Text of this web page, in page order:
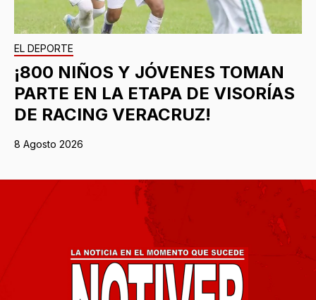
EL DEPORTE
¡800 NIÑOS Y JÓVENES TOMAN
PARTE EN LA ETAPA DE VISORÍAS
DE RACING VERACRUZ!
8 Agosto 2026